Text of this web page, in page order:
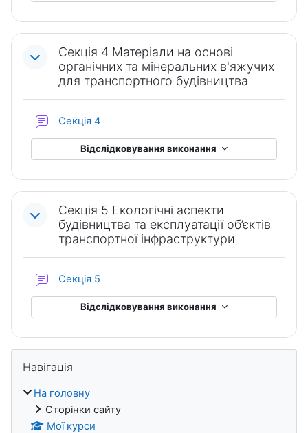
Секція 4 Матеріали на основі
органічних та мінеральних в'яжучих
для транспортного будівництва
Секція 4
Відслідковування виконання
Секція 5 Екологічні аспекти
будівництва та експлуатації об’єктів
транспортної інфраструктури
Секція 5
Відслідковування виконання
Блоки
Навігація
На головну
Сторінки сайту
Мої курси